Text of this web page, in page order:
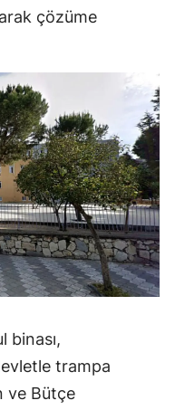
çözüme
binası,
trampa
ve Bütçe